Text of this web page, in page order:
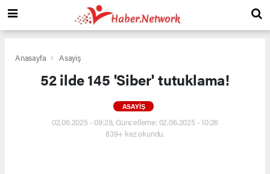
Anasayfa Asayiş
52 ilde 145 'Siber' tutuklama!
ASAYIŞ
02.06.2025 - 09:28, Güncelleme: 02.06.2025 - 10:26
839+ kez okundu.